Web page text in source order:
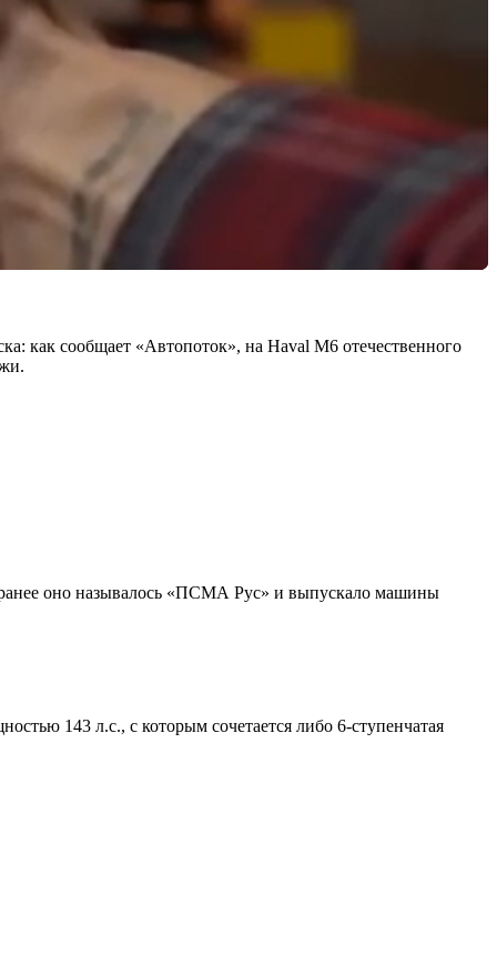
как сообщает «Автопоток», на Haval M6 отечественного
оно называлось «ПСМА Рус» и выпускало машины
143 л.с., с которым сочетается либо 6-ступенчатая